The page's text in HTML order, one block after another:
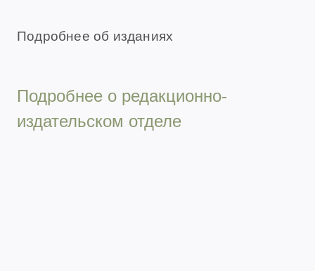
Подробнее об изданиях
Подробнее о редакционно-
издательском отделе